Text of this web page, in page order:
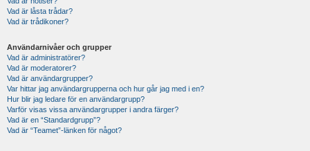
Vad är låsta trådar?
Vad är trådikoner?
Användarnivåer och grupper
Vad är administratörer?
Vad är moderatorer?
Vad är användargrupper?
Var hittar jag användargrupperna och hur går jag med i en?
Hur blir jag ledare för en användargrupp?
Varför visas vissa användargrupper i andra färger?
Vad är en “Standardgrupp”?
Vad är “Teamet”-länken för något?